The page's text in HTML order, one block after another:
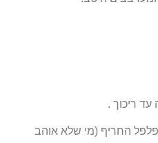
ריכוך .
החריף (מי שלא אוהב